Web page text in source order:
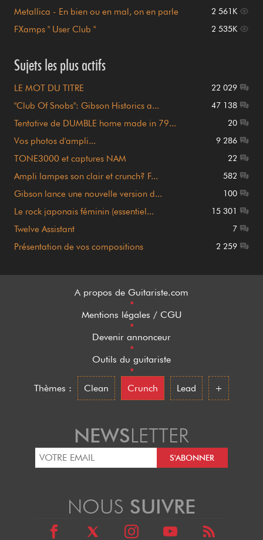
Metallica - En bien ou en mal, on en parle 2 561K
FXamps " User Club " 2 535K
Sujets les plus actifs
LE MOT DU TITRE 22 029
"Club Of Snobs": Gibson Historics a... 47 138
Tentative de DUMBLE home made in 79... 20
Vos photos d'ampli... 9 286
TONE3000 et captures NAM 22
Ampli lampes son clair et crunch? F... 582
Gibson lance une nouvelle version d... 100
Le rock japonais féminin (essentiel... 15 301
Twelve Assistant 7
Présentation de vos compositions 2 259
A propos de Guitariste.com
•
Mentions légales / CGU
•
Devenir annonceur
•
Outils du guitariste
•
Thèmes :
Clean Crunch Lead +
NEWSLETTER
NOUS SUIVRE